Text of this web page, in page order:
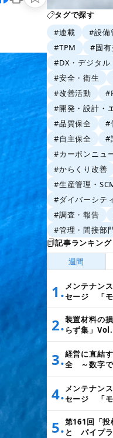
タグで探す
#連載
#設備
#TPM
#固有
#DX・デジタル
#安全・衛生
#改善活動
#開発・設計・
#品質保全
#
#自主保全
#
#カーボンニュ
#からくり改善
#生産管理・
#ダイバーシテ
#調査・報告
#管理・間接部
記事ランキング
週間
1.メンテナン
セージ 「
～設備管理
～」
2.装置材料の
らず集」
3.経営に直結
全 ～数字で
対効果～
4.メンテナン
セージ 「
～設備管理
～」
5.第161回「
と パイプラ